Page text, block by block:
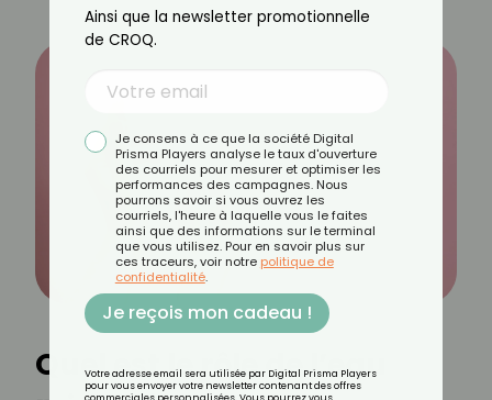
Quel est le rôle de l’eau
Ainsi que la newsletter promotionnelle
de CROQ.
Je consens à ce que la société Digital
Prisma Players analyse le taux d'ouverture
des courriels pour mesurer et optimiser les
performances des campagnes. Nous
pourrons savoir si vous ouvrez les
courriels, l'heure à laquelle vous le faites
ainsi que des informations sur le terminal
que vous utilisez. Pour en savoir plus sur
ces traceurs, voir notre politique de
confidentialité.
Je reçois mon cadeau !
Votre adresse email sera utilisée par Digital Prisma Players
pour vous envoyer votre newsletter contenant des offres